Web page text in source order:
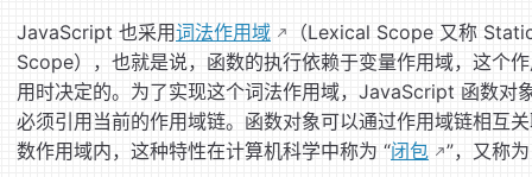
JavaScript 也采用词法作用域
（Lexical Scope 又称
Scope），也就是说，函数的执行依赖于变量作用域，这个
用时决定的。为了实现这个词法作用域，JavaScript 函数对
必须引用当前的作用域链。函数对象可以通过作用域链相互
数作用域内，这种特性在计算机科学中称为 “闭包 ”，又称